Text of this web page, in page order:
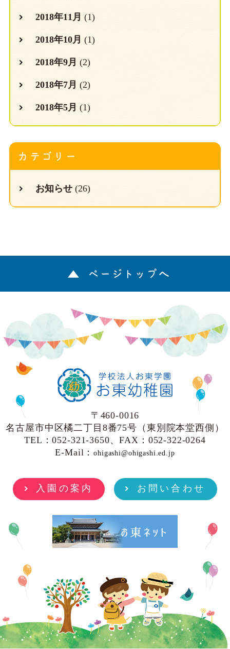
2018年11月 (1)
2018年10月 (1)
2018年9月 (2)
2018年7月 (2)
2018年5月 (1)
カテゴリー
お知らせ (26)
ページトップへ
〒460-0016
名古屋市中区橘二丁目8番75号（東別院本堂西側）
TEL：052-321-3650、FAX：052-322-0264
E-Mail：ohigashi@ohigashi.ed.jp
入園の案内 お問い合わせ